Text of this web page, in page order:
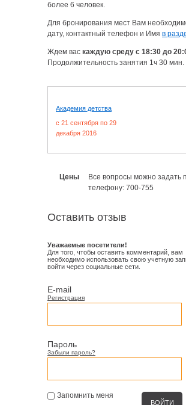
более 6 человек.
Для бронирования мест Вам
дату, контактный телефон и Имя в
Ждем вас каждую среду с 18:30 до
Продолжительность занятия 1ч 30 мин.
Академия детства
c 21 сентября по 29
декабря 2016
Цены
Все вопросы можно задать
телефону: 700-755
Оставить отзыв
Уважаемые посетители!
Для того, чтобы оставить комментарий, вам
необходимо использовать свою учетную
войти через социальные сети.
E-mail
Регистрация
Пароль
Забыли пароль?
Запомнить меня